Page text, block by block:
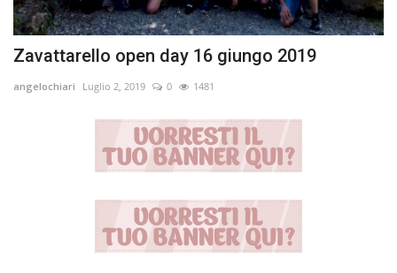
Dicono di noi
Entra nel Team
Zavattarello open day 16 giungo 2019
angelochiari Luglio 2, 2019 0 1481